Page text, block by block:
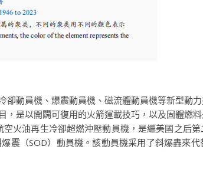
動員機、爆震動員機、磁流體動員機等新型動
是以開闢可復用的火箭運載技巧，以及固體燃
火油再生冷卻超燃沖壓動員機，是繼美國之后
震（SOD）動員機。該動員機采用了斜爆轟來